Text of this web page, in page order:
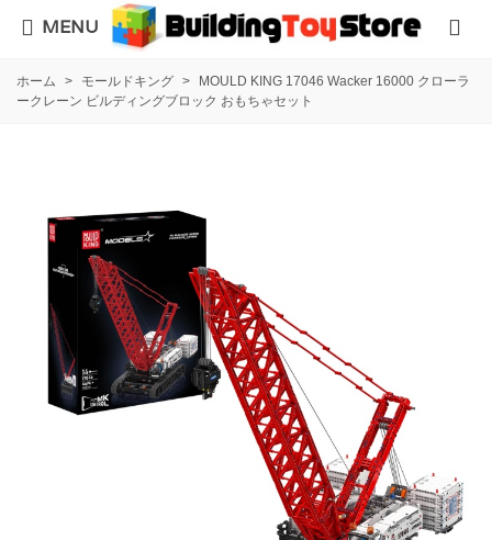
MENU
ホーム > モールドキング >
MOULD KING 17046 Wacker 16000 クローラ
ークレーン ビルディングブロック おもちゃセット